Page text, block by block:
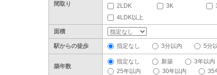
間取り
2LDK
3K
4LDK以上
面積
駅からの徒歩 指定なし 3分以内 5分
築年数
指定なし 新築
3年以内
25年以内
30年以内 35